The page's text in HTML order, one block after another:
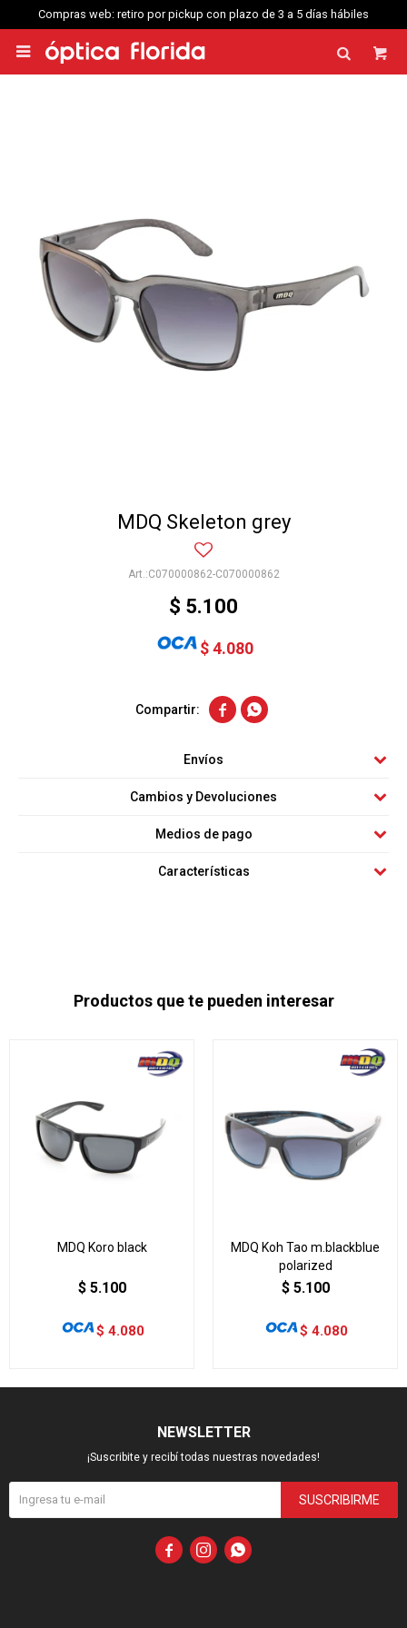
Compras web: retiro por pickup con plazo de 3 a 5 días hábiles

MDQ Skeleton grey
C070000862-C070000862
$ 5.100
$ 4.080
 
Envíos
Cambios y Devoluciones
Medios de pago
Características
Productos que te pueden interesar
MDQ Koro black
$ 5.100
$ 4.080
MDQ Koh Tao m.blackblue
polarized
$ 5.100
$ 4.080
NEWSLETTER
¡Suscribite y recibí todas nuestras novedades!
SUSCRIBIRME
  